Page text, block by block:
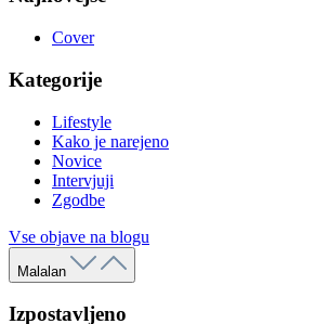
Cover
Kategorije
Lifestyle
Kako je narejeno
Novice
Intervjuji
Zgodbe
Vse objave na blogu
Malalan
Izpostavljeno